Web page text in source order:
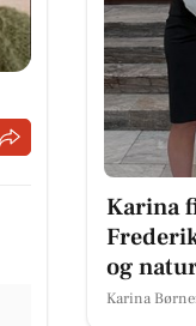
Karina
og
Karina